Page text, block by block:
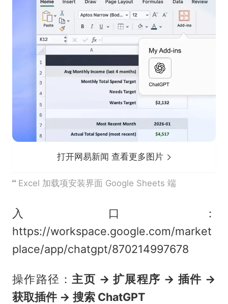
打开网易新闻 查看更多图片
Excel 加载项安装界面 Google Sheets 端
入口：
https://workspace.google.com/market
place/app/chatgpt/870214997678
操作路径： 主页 → 扩展程序 → 插件 →
获取插件 → 搜索 ChatGPT